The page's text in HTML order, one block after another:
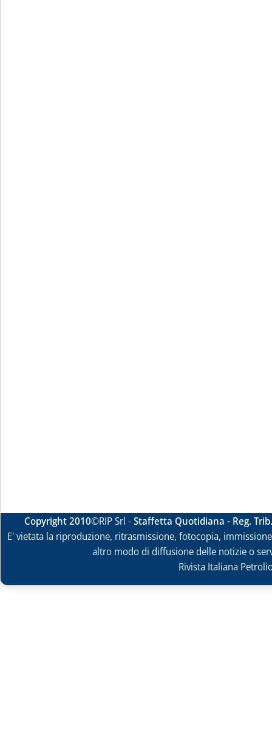
Copyright 2010©RIP Srl -Staffetta Quotidiana - Reg.
E' vietata la riproduzione, ritrasmissione, fotocopia,
altro modo di diffusione delle notizie o
Rivista Italiana